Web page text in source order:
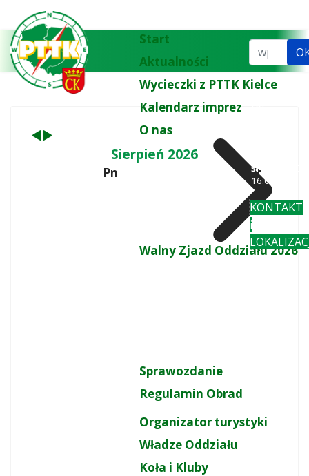
Start
Aktualności
Wycieczki z PTTK Kielce
Kalendarz imprez
O nas
Walny Zjazd Oddziału 2026
Sprawozdanie
Regulamin Obrad
Organizator turystyki
Władze Oddziału
Koła i Kluby
Szukaj...
śr-pi
16:00
KONTAKT
i
miesiąc
miesiąc
Sierpień 2026
Pn Wt